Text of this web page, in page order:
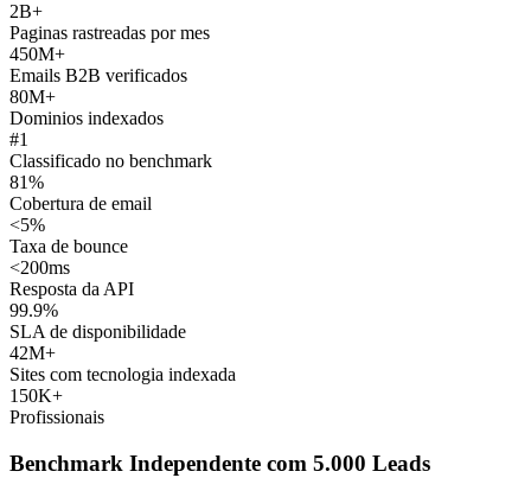
2B+
Paginas rastreadas por mes
450M+
Emails B2B verificados
80M+
Dominios indexados
#1
Classificado no benchmark
81%
Cobertura de email
<5%
Taxa de bounce
<200ms
Resposta da API
99.9%
SLA de disponibilidade
42M+
Sites com tecnologia indexada
150K+
Profissionais
Benchmark Independente com 5.000 Leads